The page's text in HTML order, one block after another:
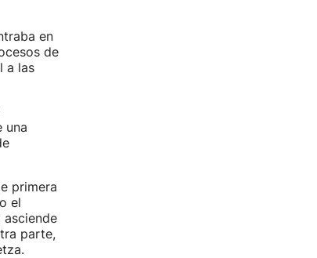
en
de
a las
una
primera
el
parte,